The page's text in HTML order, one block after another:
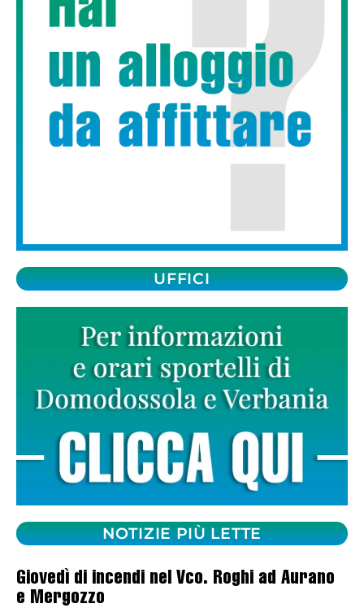
UFFICI
NOTIZIE PIÙ LETTE
Giovedì di incendi nel Vco. Roghi ad Aurano
e Mergozzo